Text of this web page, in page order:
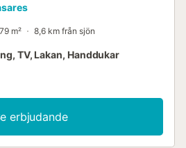
79 m² 8,6 km från sjön
TV, Lakan, Handdukar
erbjudande